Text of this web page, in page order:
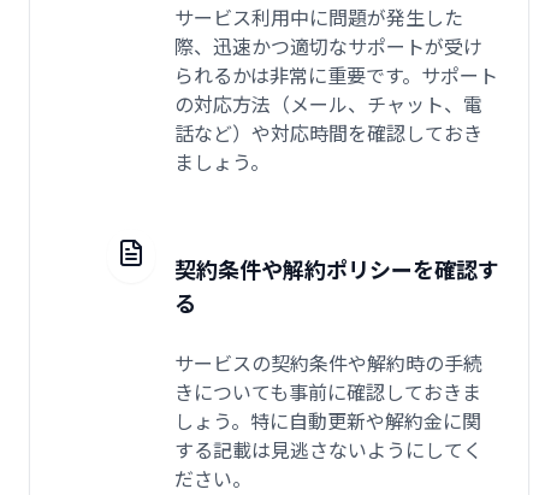
サービス利用中に問題が発生した
際、迅速かつ適切なサポートが受け
られるかは非常に重要です。サポート
の対応方法（メール、チャット、電
話など）や対応時間を確認しておき
ましょう。
契約条件や解約ポリシーを確認す
る
サービスの契約条件や解約時の手続
きについても事前に確認しておきま
しょう。特に自動更新や解約金に関
する記載は見逃さないようにしてく
ださい。